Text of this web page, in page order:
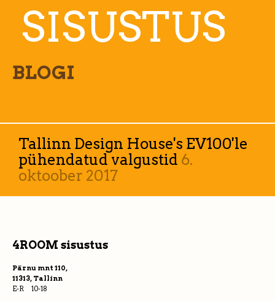
SISUSTUS
BLOGI
Tallinn Design House's EV100'le
pühendatud valgustid 6.
oktoober 2017
4ROOM sisustus
Pärnu mnt 110,
11313, Tallinn
E-R 10-18